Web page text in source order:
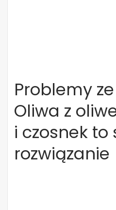
Problemy
Oliwa z
i czosnek to
rozwiązanie